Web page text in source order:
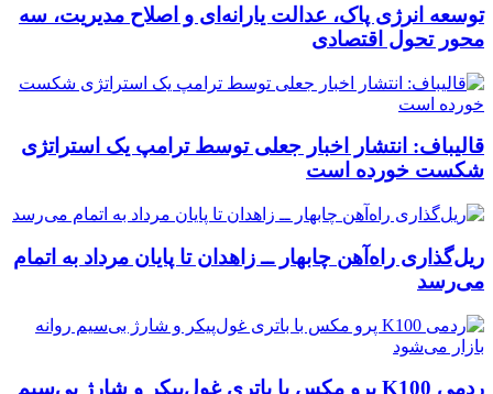
توسعه انرژی پاک، عدالت یارانه‌ای و اصلاح مدیریت، سه
محور تحول اقتصادی
قالیباف: انتشار اخبار جعلی توسط ترامپ یک استراتژی
شکست خورده است
ریل‌گذاری راه‌آهن چابهار ــ زاهدان تا پایان مرداد به اتمام
می‌رسد
ردمی K100 پرو مکس با باتری غول‌پیکر و شارژ بی‌سیم